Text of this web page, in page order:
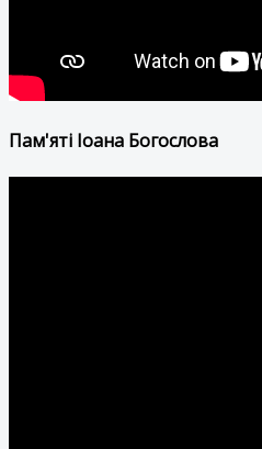
Пам'яті Іоана Богослова